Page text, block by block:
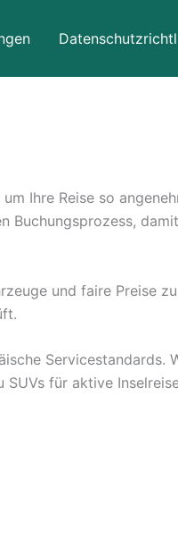
Ihre Reise so
und faire Preise
Servicestandards.
für aktive